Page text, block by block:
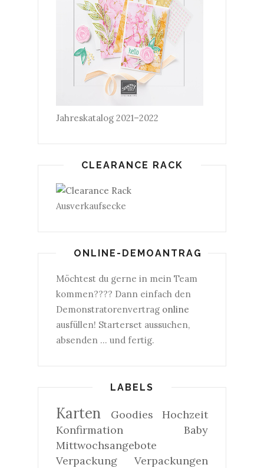
Jahreskatalog 2021–2022
CLEARANCE RACK
Ausverkaufsecke
ONLINE-DEMOANTRAG
Möchtest du gerne in mein Team
kommen???? Dann einfach den
Demonstratorenvertrag online
ausfüllen! Starterset aussuchen,
absenden ... und fertig.
LABELS
Karten Goodies
Hochzeit
Konfirmation
Baby
Mittwochsangebote
Verpackung
Verpackungen